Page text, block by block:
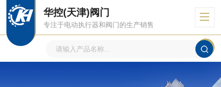
华控(天津)阀门
专注于电动执行器和阀门的生产销售